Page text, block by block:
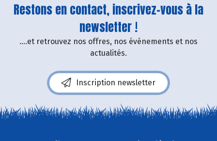
Restons en contact, inscrivez-vous à la
newsletter !
....et retrouvez nos offres, nos événements et nos
actualités.
Inscription newsletter